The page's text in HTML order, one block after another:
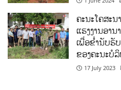
ຄະນະໂຄສະ
ແຮງງານອາ
ເພື່ອຂໍ່ານັບຮັ
ຂອງຄະນະບໍ
17 July 2023